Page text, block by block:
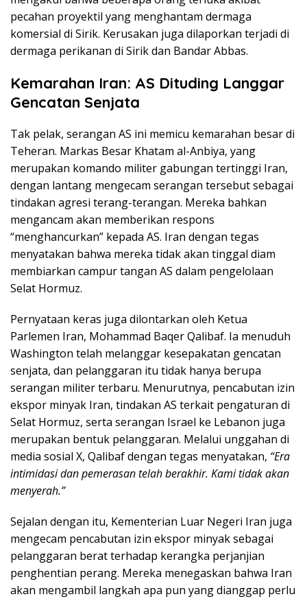
pecahan proyektil yang menghantam dermaga
komersial di Sirik. Kerusakan juga dilaporkan terjadi di
dermaga perikanan di Sirik dan Bandar Abbas.
Kemarahan Iran: AS Dituding Langgar
Gencatan Senjata
Tak pelak, serangan AS ini memicu kemarahan besar di
Teheran. Markas Besar Khatam al-Anbiya, yang
merupakan komando militer gabungan tertinggi Iran,
dengan lantang mengecam serangan tersebut sebagai
tindakan agresi terang-terangan. Mereka bahkan
mengancam akan memberikan respons
“menghancurkan” kepada AS. Iran dengan tegas
menyatakan bahwa mereka tidak akan tinggal diam
membiarkan campur tangan AS dalam pengelolaan
Selat Hormuz.
Pernyataan keras juga dilontarkan oleh Ketua
Parlemen Iran, Mohammad Baqer Qalibaf. Ia menuduh
Washington telah melanggar kesepakatan gencatan
senjata, dan pelanggaran itu tidak hanya berupa
serangan militer terbaru. Menurutnya, pencabutan izin
ekspor minyak Iran, tindakan AS terkait pengaturan di
Selat Hormuz, serta serangan Israel ke Lebanon juga
merupakan bentuk pelanggaran. Melalui unggahan di
media sosial X, Qalibaf dengan tegas menyatakan, “Era
intimidasi dan pemerasan telah berakhir. Kami tidak akan
menyerah.”
Sejalan dengan itu, Kementerian Luar Negeri Iran juga
mengecam pencabutan izin ekspor minyak sebagai
pelanggaran berat terhadap kerangka perjanjian
penghentian perang. Mereka menegaskan bahwa Iran
akan mengambil langkah apa pun yang dianggap perlu